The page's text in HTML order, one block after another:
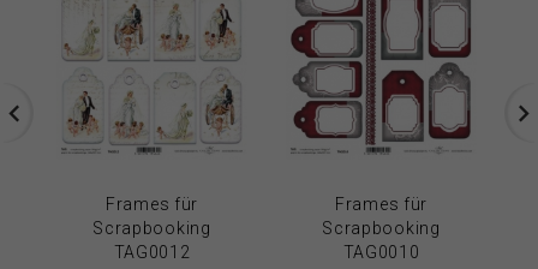
Frames für
Scrapbooking
TAG0012
Frames für
Scrapbooking
TAG0010